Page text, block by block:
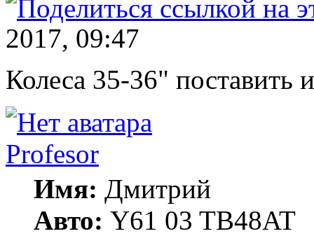
2017, 09:47
Колеса 35-36"
Profesor
Имя: Дмитрий
Авто: Y61 03 TB48AT